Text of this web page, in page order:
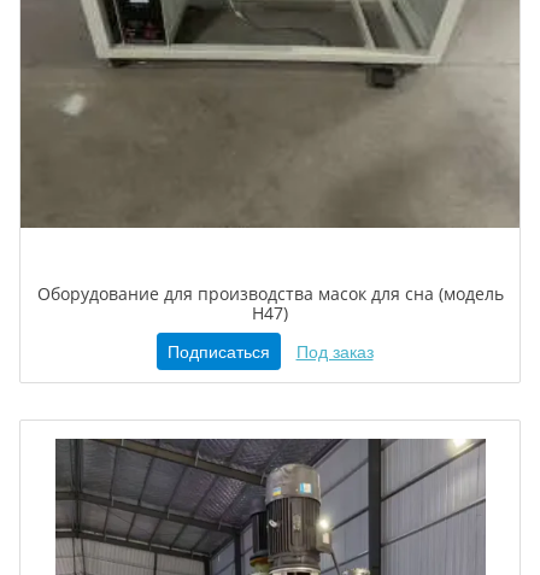
Оборудование для производства масок для сна (модель
H47)
Подписаться Под заказ